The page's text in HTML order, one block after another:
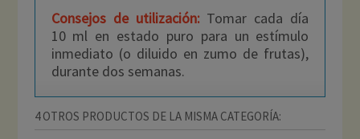
Consejos de utilización: Tomar cada día
10 ml en estado puro para un estímulo
inmediato (o diluido en zumo de frutas),
durante dos semanas.
4 OTROS PRODUCTOS DE LA MISMA CATEGORÍA: